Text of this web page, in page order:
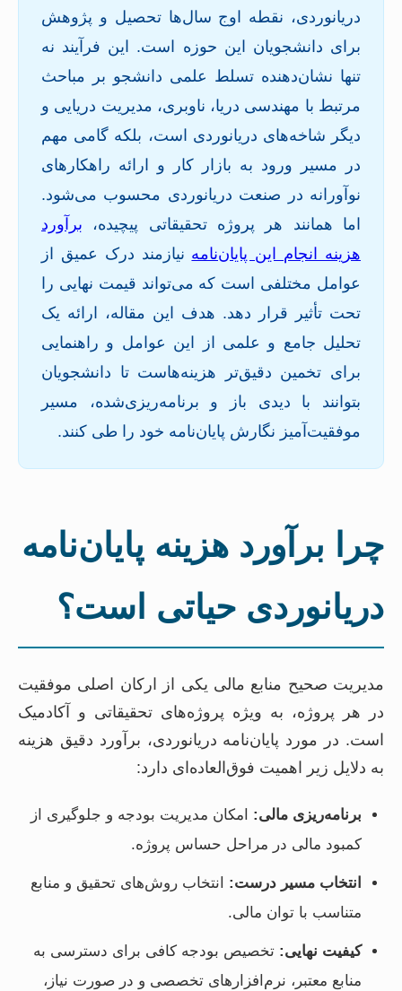
دریانوردی، نقطه اوج سال‌ها تحصیل و پژوهش
برای دانشجویان این حوزه است. این فرآیند نه
تنها نشان‌دهنده تسلط علمی دانشجو بر مباحث
مرتبط با مهندسی دریا، ناوبری، مدیریت دریایی و
دیگر شاخه‌های دریانوردی است، بلکه گامی مهم
در مسیر ورود به بازار کار و ارائه راهکارهای
نوآورانه در صنعت دریانوردی محسوب می‌شود.
اما همانند هر پروژه تحقیقاتی پیچیده، برآورد
هزینه انجام این پایان‌نامه نیازمند درک عمیق از
عوامل مختلفی است که می‌تواند قیمت نهایی را
تحت تأثیر قرار دهد. هدف این مقاله، ارائه یک
تحلیل جامع و علمی از این عوامل و راهنمایی
برای تخمین دقیق‌تر هزینه‌هاست تا دانشجویان
بتوانند با دیدی باز و برنامه‌ریزی‌شده، مسیر
موفقیت‌آمیز نگارش پایان‌نامه خود را طی کنند.
چرا برآورد هزینه پایان‌نامه
دریانوردی حیاتی است؟
مدیریت صحیح منابع مالی یکی از ارکان اصلی موفقیت
در هر پروژه، به ویژه پروژه‌های تحقیقاتی و آکادمیک
است. در مورد پایان‌نامه دریانوردی، برآورد دقیق هزینه
به دلایل زیر اهمیت فوق‌العاده‌ای دارد:
برنامه‌ریزی مالی: امکان مدیریت بودجه و جلوگیری از
کمبود مالی در مراحل حساس پروژه.
انتخاب مسیر درست: انتخاب روش‌های تحقیق و منابع
متناسب با توان مالی.
کیفیت نهایی: تخصیص بودجه کافی برای دسترسی به
منابع معتبر، نرم‌افزارهای تخصصی و در صورت نیاز،